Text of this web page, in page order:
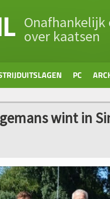
Onafhankelijk
over kaatsen
PC
wint in